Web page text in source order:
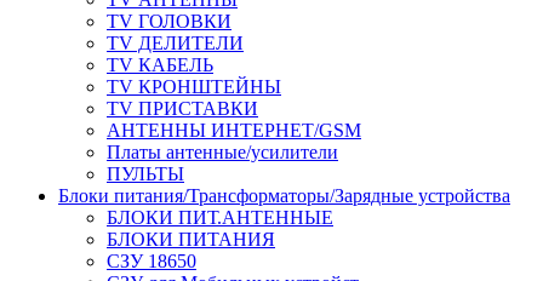
TV ГОЛОВКИ
TV ДЕЛИТЕЛИ
TV КАБЕЛЬ
TV КРОНШТЕЙНЫ
TV ПРИСТАВКИ
АНТЕННЫ ИНТЕРНЕТ/GSM
Платы антенные/усилители
ПУЛЬТЫ
Блоки питания/Трансформаторы/Зарядные устройства
БЛОКИ ПИТ.АНТЕННЫЕ
БЛОКИ ПИТАНИЯ
СЗУ 18650